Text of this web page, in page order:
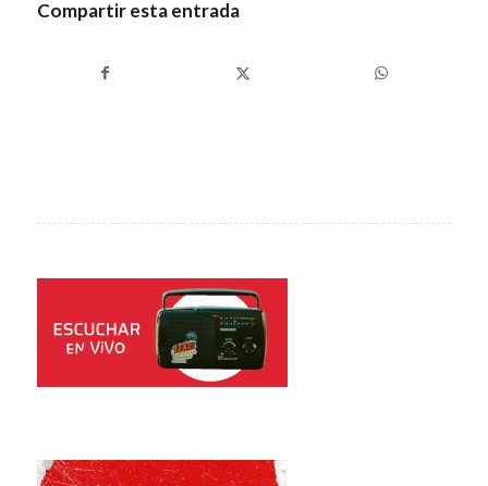
Compartir esta entrada